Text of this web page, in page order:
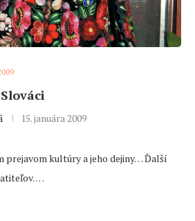
15. januára 2009
prejavom kultúry a jeho dejiny… Ďalší
…